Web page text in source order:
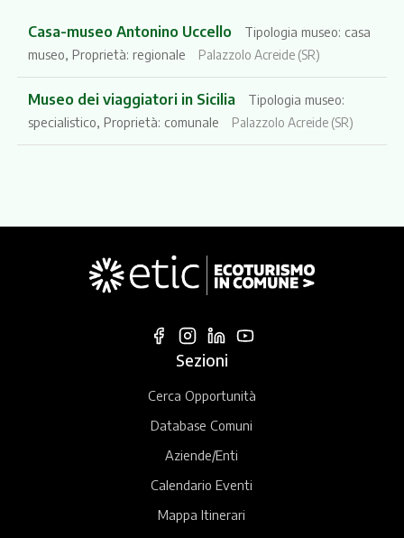
Casa-museo Antonino Uccello
Tipologia museo: casa
museo, Proprietà: regionale
Palazzolo Acreide (SR)
Museo dei viaggiatori in Sicilia
Tipologia museo:
specialistico, Proprietà: comunale
Palazzolo Acreide (SR)
Sezioni
Cerca Opportunità
Database Comuni
Aziende/Enti
Calendario Eventi
Mappa Itinerari